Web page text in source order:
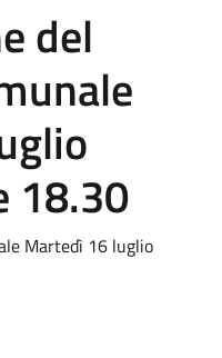
del
18.30
Martedì 16 luglio